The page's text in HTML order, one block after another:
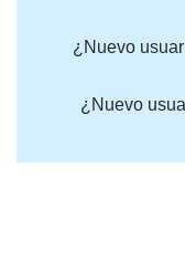
¿Nuevo
¿Nuevo